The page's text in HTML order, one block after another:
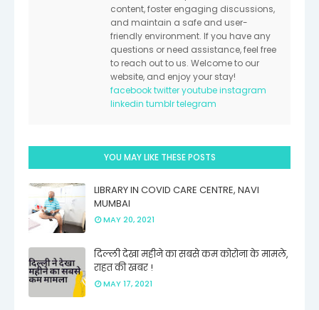
content, foster engaging discussions,
and maintain a safe and user-
friendly environment. If you have any
questions or need assistance, feel free
to reach out to us. Welcome to our
website, and enjoy your stay!
facebooktwitteryoutubeinstagram
linkedin tumblrtelegram
YOU MAY LIKE THESE POSTS
LIBRARY IN COVID CARE CENTRE, NAVI
MUMBAI
MAY 20, 2021
दिल्ली देखा महीने का सबसे कम कोरोना के मामले,
राहत की खबर !
MAY 17, 2021